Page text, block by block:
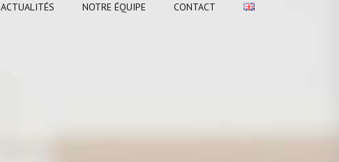
ACTUALITÉS NOTRE ÉQUIPE CONTACT